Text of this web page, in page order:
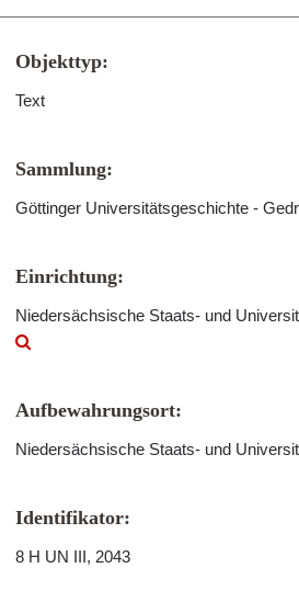
Objekttyp:
Text
Sammlung:
Göttinger Universitätsgeschichte -
Einrichtung:
Niedersächsische Staats- und
Aufbewahrungsort:
Niedersächsische Staats- und
Identifikator:
8 H UN III, 2043